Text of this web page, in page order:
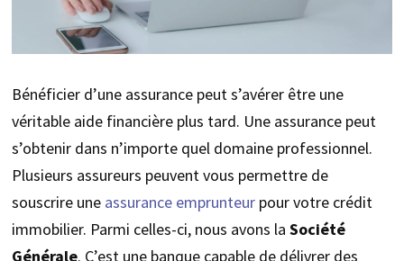
Bénéficier d’une assurance peut s’avérer être une
véritable aide financière plus tard. Une assurance peut
s’obtenir dans n’importe quel domaine professionnel.
Plusieurs assureurs peuvent vous permettre de
souscrire une assurance emprunteurpour votre crédit
immobilier. Parmi celles-ci, nous avons la Société
Générale. C’est une banque capable de délivrer des